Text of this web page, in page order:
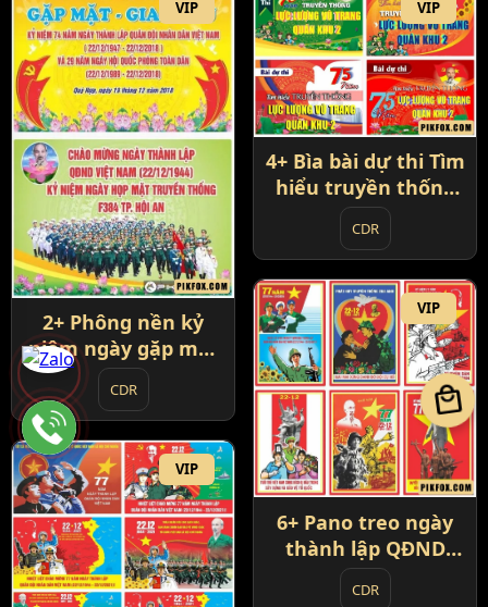
VIP
2+ Phông nền kỷ
niệm ngày gặp mặt
truyền thống
CDR
VIP
4+ Bìa bài dự thi Tìm
hiểu truyền thống
lực lượng vũ trang
CDR
VIP
6+ Pano treo ngày
thành lập QĐND
Việt Nam
CDR
VIP
local_mall